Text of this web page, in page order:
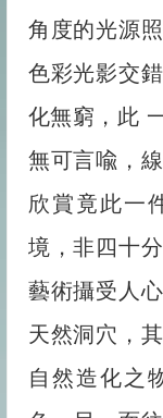
角度的光源
色彩光影交
化無窮，此
無可言喩，
欣賞竟此一
境，非四十
藝術攝受人
天然洞穴，
自然造化之